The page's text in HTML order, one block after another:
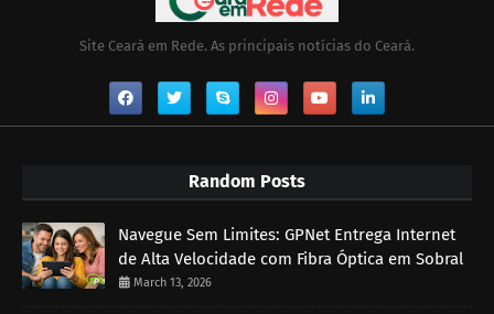
Site Ceará em Rede. As principais notícias do Ceará.
Random Posts
Navegue Sem Limites: GPNet Entrega Internet
de Alta Velocidade com Fibra Óptica em Sobral
March 13, 2026